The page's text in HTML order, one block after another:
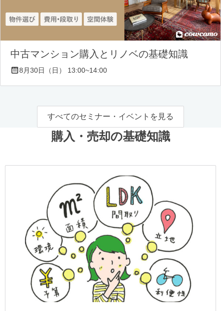
中古マンション購入とリノベの基礎知識
8月30日（日） 13:00~14:00
すべてのセミナー・イベントを見る
購入・売却の基礎知識